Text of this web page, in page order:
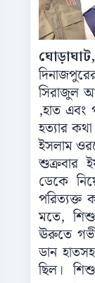
ঘোড়াঘাট,
সিরাজুল
,হাত এবং
হত্যার
ইসলাম
শুক্রবার
ডেকে
পরিত্যক্ত
মতে,
ঊরুতে
ডান
ছিল।